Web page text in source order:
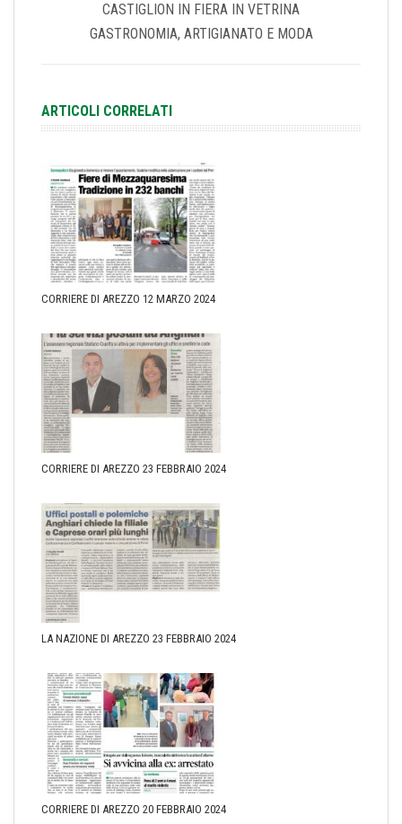
CASTIGLION IN FIERA IN VETRINA
GASTRONOMIA, ARTIGIANATO E MODA
ARTICOLI CORRELATI
CORRIERE DI AREZZO 12 MARZO 2024
CORRIERE DI AREZZO 23 FEBBRAIO 2024
LA NAZIONE DI AREZZO 23 FEBBRAIO 2024
CORRIERE DI AREZZO 20 FEBBRAIO 2024